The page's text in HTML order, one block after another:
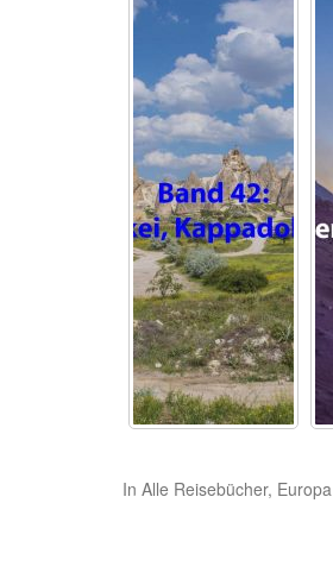
In Alle Reisebücher, Europa